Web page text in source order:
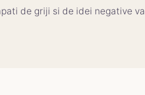
de griji si de idei negative